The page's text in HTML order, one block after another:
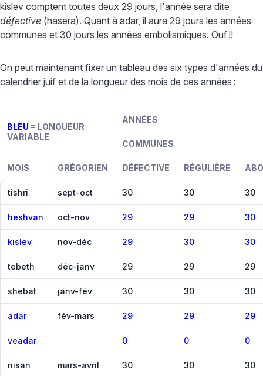
kislev comptent toutes deux 29 jours, l'année sera dite
défective (hasera). Quant à adar, il aura 29 jours les années
communes et 30 jours les années embolismiques. Ouf!!
On peut maintenant fixer un tableau des six types d'années du
calendrier juif et de la longueur des mois de ces années :
BLEU = LONGUEUR
VARIABLE
ANNÉES
COMMUNES
MOIS GRÉGORIEN DÉFECTIVE RÉGULIÈRE
tishri sept-oct 30 30 30
heshvan oct-nov 29 29 30
kislev nov-déc 29 30 30
tebeth déc-janv 29 29 29
shebat janv-fév 30 30 30
adar fév-mars 29 29 29
veadar 0 0 0
nisan mars-avril 30 30 30